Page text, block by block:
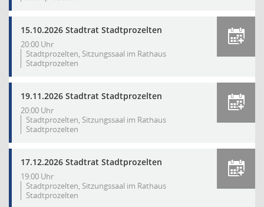
15.10.2026 Stadtrat Stadtprozelten
20:00 Uhr
Stadtprozelten, Sitzungssaal im Rathaus
Stadtprozelten
19.11.2026 Stadtrat Stadtprozelten
20:00 Uhr
Stadtprozelten, Sitzungssaal im Rathaus
Stadtprozelten
17.12.2026 Stadtrat Stadtprozelten
19:00 Uhr
Stadtprozelten, Sitzungssaal im Rathaus
Stadtprozelten